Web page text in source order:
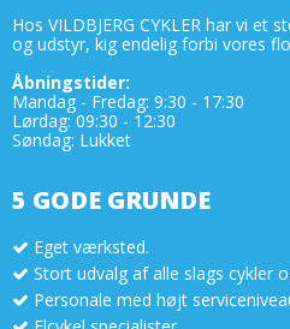
Hos VILDBJERG CYKLER har vi et
og udstyr, kig endelig forbi vores
Åbningstider:
Mandag - Fredag: 9:30 - 17:30
Lørdag: 09:30 - 12:30
Søndag: Lukket
5 GODE GRUNDE
Eget værksted.
Stort udvalg af alle slags cykler
Personale med højt